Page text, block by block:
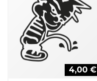
4,00 €